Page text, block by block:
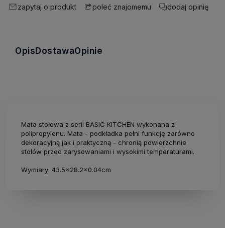
zapytaj o produkt poleć znajomemu dodaj opinię
OpisDostawaOpinie
Mata stołowa z serii BASIC KITCHEN wykonana z
polipropylenu. Mata - podkładka pełni funkcję zarówno
dekoracyjną jak i praktyczną - chronią powierzchnie
stołów przed zarysowaniami i wysokimi temperaturami.
Wymiary: 43.5x28.2x0.04cm